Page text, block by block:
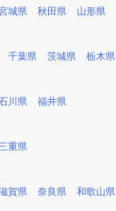
城県 秋田県 山形県
千葉県 茨城県 栃木県
川県 福井県
重県
賀県 奈良県 和歌山県